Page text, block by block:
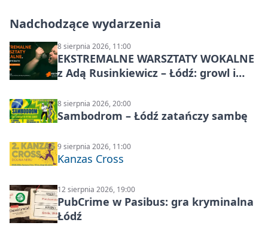
Nadchodzące wydarzenia
8 sierpnia 2026, 11:00
EKSTREMALNE WARSZTATY WOKALNE
z Adą Rusinkiewicz – Łódź: growl i
8 sierpnia 2026, 20:00
Sambodrom – Łódź zatańczy sambę
9 sierpnia 2026, 11:00
Kanzas Cross
12 sierpnia 2026, 19:00
PubCrime w Pasibus: gra kryminalna
Łódź